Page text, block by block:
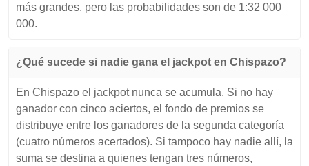
más grandes, pero las probabilidades son de 1:32 000
000.
¿Qué sucede si nadie gana el jackpot en Chispazo?
En Chispazo el jackpot nunca se acumula. Si no hay
ganador con cinco aciertos, el fondo de premios se
distribuye entre los ganadores de la segunda categoría
(cuatro números acertados). Si tampoco hay nadie allí, la
suma se destina a quienes tengan tres números,